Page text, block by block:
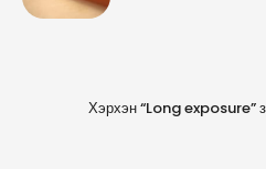
Хэрхэн “Long exposure”